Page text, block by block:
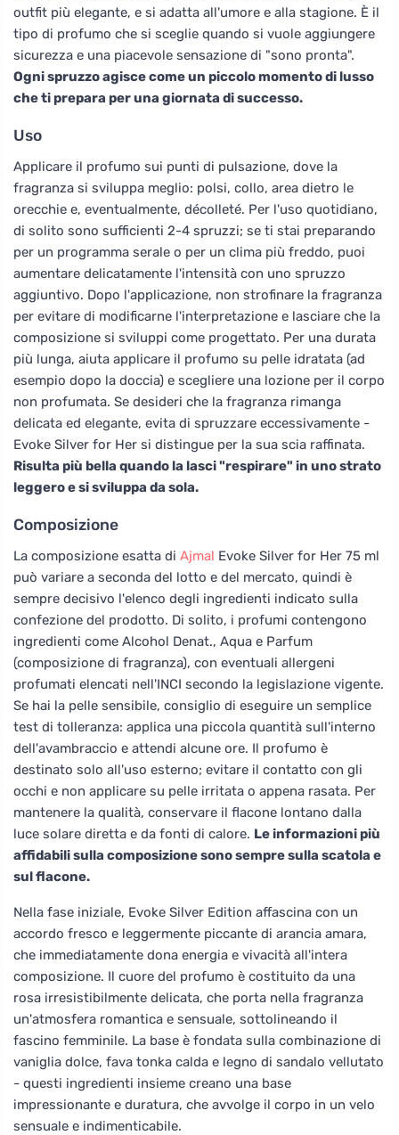
outfit più elegante, e si adatta all'umore e alla stagione. È il
tipo di profumo che si sceglie quando si vuole aggiungere
sicurezza e una piacevole sensazione di "sono pronta".
Ogni spruzzo agisce come un piccolo momento di lusso
che ti prepara per una giornata di successo.
Uso
Applicare il profumo sui punti di pulsazione, dove la
fragranza si sviluppa meglio: polsi, collo, area dietro le
orecchie e, eventualmente, décolleté. Per l'uso quotidiano,
di solito sono sufficienti 2-4 spruzzi; se ti stai preparando
per un programma serale o per un clima più freddo, puoi
aumentare delicatamente l'intensità con uno spruzzo
aggiuntivo. Dopo l'applicazione, non strofinare la fragranza
per evitare di modificarne l'interpretazione e lasciare che la
composizione si sviluppi come progettato. Per una durata
più lunga, aiuta applicare il profumo su pelle idratata (ad
esempio dopo la doccia) e scegliere una lozione per il corpo
non profumata. Se desideri che la fragranza rimanga
delicata ed elegante, evita di spruzzare eccessivamente -
Evoke Silver for Her si distingue per la sua scia raffinata.
Risulta più bella quando la lasci "respirare" in uno strato
leggero e si sviluppa da sola.
Composizione
La composizione esatta di Ajmal Evoke Silver for Her 75 ml
può variare a seconda del lotto e del mercato, quindi è
sempre decisivo l'elenco degli ingredienti indicato sulla
confezione del prodotto. Di solito, i profumi contengono
ingredienti come Alcohol Denat., Aqua e Parfum
(composizione di fragranza), con eventuali allergeni
profumati elencati nell'INCI secondo la legislazione vigente.
Se hai la pelle sensibile, consiglio di eseguire un semplice
test di tolleranza: applica una piccola quantità sull'interno
dell'avambraccio e attendi alcune ore. Il profumo è
destinato solo all'uso esterno; evitare il contatto con gli
occhi e non applicare su pelle irritata o appena rasata. Per
mantenere la qualità, conservare il flacone lontano dalla
luce solare diretta e da fonti di calore. Le informazioni più
affidabili sulla composizione sono sempre sulla scatola e
sul flacone.
Nella fase iniziale, Evoke Silver Edition affascina con un
accordo fresco e leggermente piccante di arancia amara,
che immediatamente dona energia e vivacità all'intera
composizione. Il cuore del profumo è costituito da una
rosa irresistibilmente delicata, che porta nella fragranza
un'atmosfera romantica e sensuale, sottolineando il
fascino femminile. La base è fondata sulla combinazione di
vaniglia dolce, fava tonka calda e legno di sandalo vellutato
- questi ingredienti insieme creano una base
impressionante e duratura, che avvolge il corpo in un velo
sensuale e indimenticabile.